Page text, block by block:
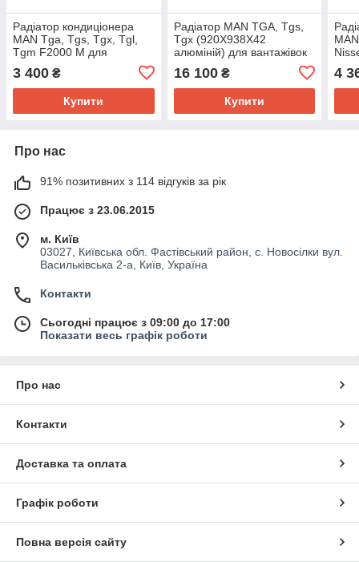
Радіатор кондиціонера
MAN Tga, Tgs, Tgx, Tgl,
Tgm F2000 M для
Ман охолодження печі
3 400 ₴
Купити
Радіатор MAN TGA, Tgs,
Tgx (920X938X42
алюміній) для вантажівок
кондиціонера пічки
16 100₴
Купити
4
Про нас
91% позитивних з 114 відгуків за рік
Працює з 23.06.2015
м. Київ
03027, Київська обл. Фастівський район, с. Новосілки вул.
Васильківська 2-а, Київ, Україна
Контакти
Сьогодні працює з 09:00 до 17:00
Показати весь графік роботи
Про нас
Контакти
Доставка та оплата
Графік роботи
Повна версія сайту